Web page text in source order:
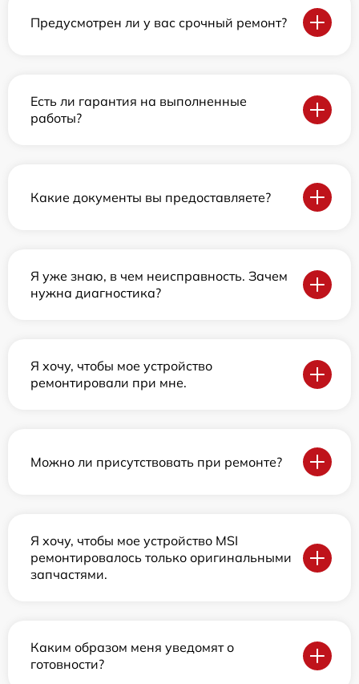
Предусмотрен ли у вас срочный ремонт?
Есть ли гарантия на выполненные
работы?
Какие документы вы предоставляете?
Я уже знаю, в чем неисправность. Зачем
нужна диагностика?
Я хочу, чтобы мое устройство
ремонтировали при мне.
Можно ли присутствовать при ремонте?
Я хочу, чтобы мое устройство MSI
ремонтировалось только оригинальными
запчастями.
Каким образом меня уведомят о
готовности?